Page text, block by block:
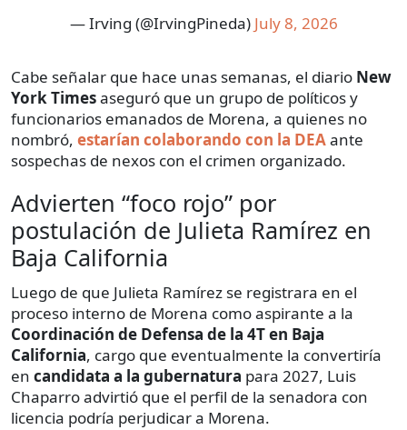
— Irving (@IrvingPineda) July 8, 2026
Cabe señalar que hace unas semanas, el diario New
York Timesaseguró que un grupo de políticos y
funcionarios emanados de Morena, a quienes no
nombró, estarían colaborando con la DEAante
sospechas de nexos con el crimen organizado.
Advierten “foco rojo” por
postulación de Julieta Ramírez en
Baja California
Luego de que Julieta Ramírez se registrara en el
proceso interno de Morena como aspirante a la
Coordinación de Defensa de la 4T en Baja
California, cargo que eventualmente la convertiría
en candidata a la gubernatura para 2027, Luis
Chaparro advirtió que el perfil de la senadora con
licencia podría perjudicar a Morena.